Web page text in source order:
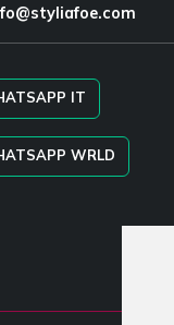
IT
WRLD